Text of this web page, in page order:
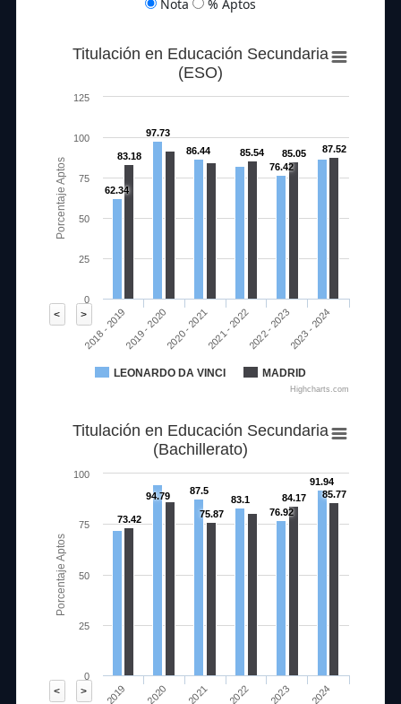
Nota % Aptos
< >
Porcentaje Aptos
Titulación en Educación Secundaria
(ESO)
62.34
97.73
86.44
76.42
83.18 85.54 85.05 87.52
LEONARDO DA VINCI MADRID
2018 - 20192019 - 20202020 - 20212021 - 20222022 - 20232023 - 2024
0
25
50
75
100
125
Highcharts.com
< >
Porcentaje Aptos
Titulación en Educación Secundaria
(Bachillerato)
94.79
87.5
83.1
76.92
91.94
73.42 75.87
84.17 85.77
0
25
50
75
100